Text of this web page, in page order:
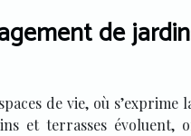
de
de vie, où
et terrasses évoluent,